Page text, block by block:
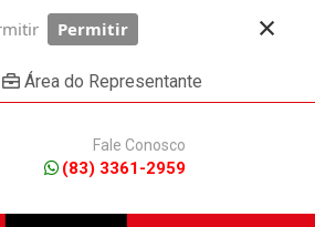
Permitir ×
Área do Representante
Fale Conosco
(83) 3361-2959